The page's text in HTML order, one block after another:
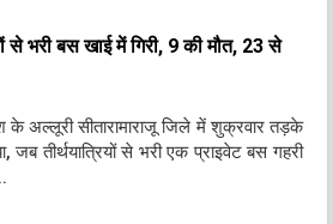
से भरी बस खाई में गिरी, 9 की मौत, 23 से
के अल्लूरी सीतारामाराजू जिले में शुक्रवार तड़के
जब तीर्थयात्रियों से भरी एक प्राइवेट बस गहरी